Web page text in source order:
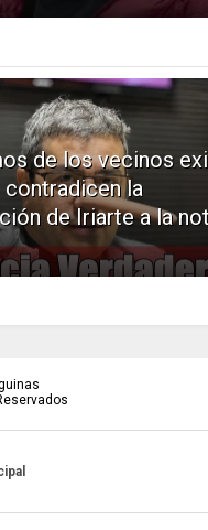
de los vecinos
contradicen la
de Iriarte a la